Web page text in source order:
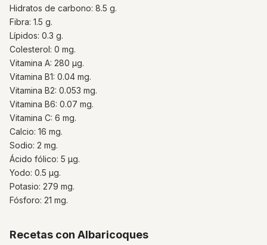
Hidratos de carbono: 8.5 g.
Fibra: 1.5 g.
Lípidos: 0.3 g.
Colesterol: 0 mg.
Vitamina A: 280 µg.
Vitamina B1: 0.04 mg.
Vitamina B2: 0.053 mg.
Vitamina B6: 0.07 mg.
Vitamina C: 6 mg.
Calcio: 16 mg.
Sodio: 2 mg.
Ácido fólico: 5 µg.
Yodo: 0.5 µg.
Potasio: 279 mg.
Fósforo: 21 mg.
Recetas con Albaricoques